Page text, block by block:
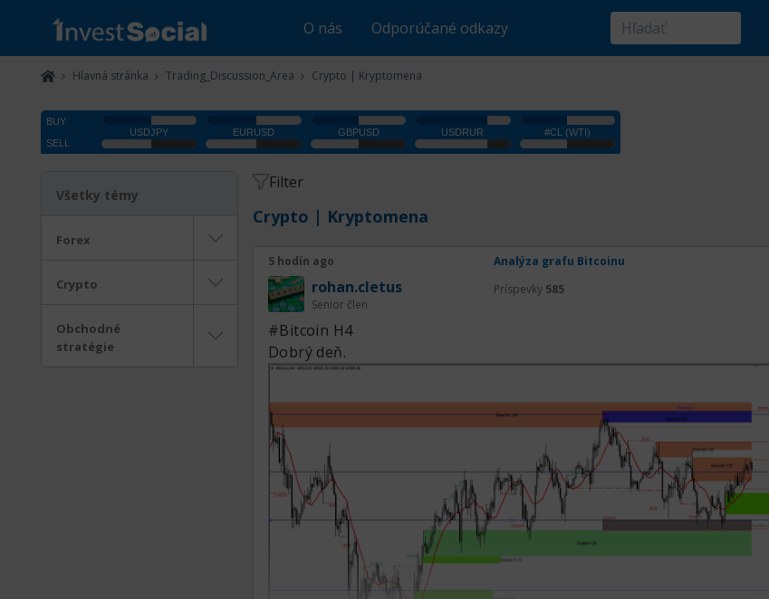
O nás Odporúčané odkazy
Hlavná stránka Trading_Discussion_Area Crypto | Kryptomena
Všetky témy
Forex
Crypto
Obchodné
stratégie
Filter
Crypto | Kryptomena
5 hodín ago Analýza grafu Bitcoinu
rohan.cletus
Senior člen
Príspevky 585
#Bitcoin Н4
Dobrý deň.